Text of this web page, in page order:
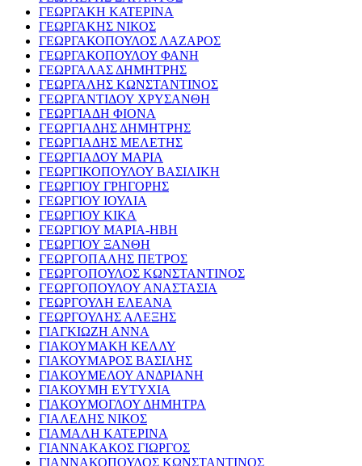
ΓΕΩΡΓΑΚΗ ΚΑΤΕΡΙΝΑ
ΓΕΩΡΓΑΚΗΣ ΝΙΚΟΣ
ΓΕΩΡΓΑΚΟΠΟΥΛΟΣ ΛΑΖΑΡΟΣ
ΓΕΩΡΓΑΚΟΠΟΥΛΟΥ ΦΑΝΗ
ΓΕΩΡΓΑΛΑΣ ΔΗΜΗΤΡΗΣ
ΓΕΩΡΓΑΛΗΣ ΚΩΝΣΤΑΝΤΙΝΟΣ
ΓΕΩΡΓΑΝΤΙΔΟΥ ΧΡΥΣΑΝΘΗ
ΓΕΩΡΓΙΑΔΗ ΦΙΟΝΑ
ΓΕΩΡΓΙΑΔΗΣ ΔΗΜΗΤΡΗΣ
ΓΕΩΡΓΙΑΔΗΣ ΜΕΛΕΤΗΣ
ΓΕΩΡΓΙΑΔΟΥ ΜΑΡΙΑ
ΓΕΩΡΓΙΚΟΠΟΥΛΟΥ ΒΑΣΙΛΙΚΗ
ΓΕΩΡΓΙΟΥ ΓΡΗΓΟΡΗΣ
ΓΕΩΡΓΙΟΥ ΙΟΥΛΙΑ
ΓΕΩΡΓΙΟΥ ΚΙΚΑ
ΓΕΩΡΓΙΟΥ ΜΑΡΙΑ-ΗΒΗ
ΓΕΩΡΓΙΟΥ ΞΑΝΘΗ
ΓΕΩΡΓΟΠΑΛΗΣ ΠΕΤΡΟΣ
ΓΕΩΡΓΟΠΟΥΛΟΣ ΚΩΝΣΤΑΝΤΙΝΟΣ
ΓΕΩΡΓΟΠΟΥΛΟΥ ΑΝΑΣΤΑΣΙΑ
ΓΕΩΡΓΟΥΛΗ ΕΛΕΑΝΑ
ΓΕΩΡΓΟΥΛΗΣ ΑΛΕΞΗΣ
ΓΙΑΓΚΙΩΖΗ ΑΝΝΑ
ΓΙΑΚΟΥΜΑΚΗ ΚΕΛΛΥ
ΓΙΑΚΟΥΜΑΡΟΣ ΒΑΣΙΛΗΣ
ΓΙΑΚΟΥΜΕΛΟΥ ΑΝΔΡΙΑΝΗ
ΓΙΑΚΟΥΜΗ ΕΥΤΥΧΙΑ
ΓΙΑΚΟΥΜΟΓΛΟΥ ΔΗΜΗΤΡΑ
ΓΙΑΛΕΛΗΣ ΝΙΚΟΣ
ΓΙΑΜΑΛΗ ΚΑΤΕΡΙΝΑ
ΓΙΑΝΝΑΚΑΚΟΣ ΓΙΩΡΓΟΣ
ΓΙΑΝΝΑΚΟΠΟΥΛΟΣ ΚΩΝΣΤΑΝΤΙΝΟΣ